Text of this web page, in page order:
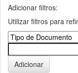
Adicionar filtros:
Utilizar filtros para